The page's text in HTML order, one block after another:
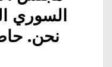
السوري
نحن.